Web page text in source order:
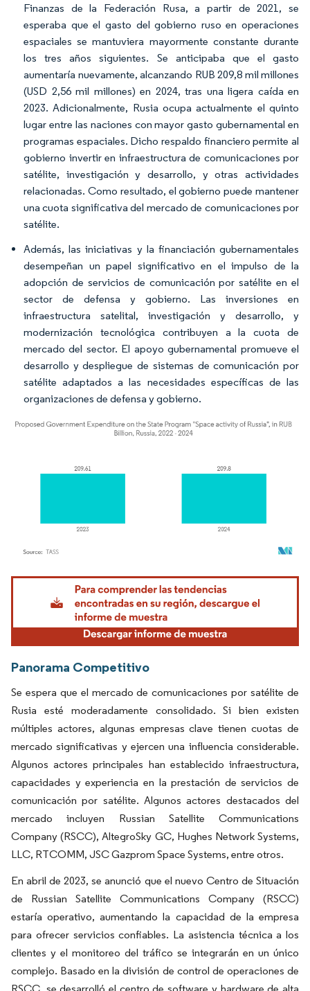
Finanzas de la Federación Rusa, a partir de 2021, se
esperaba que el gasto del gobierno ruso en operaciones
espaciales se mantuviera mayormente constante durante
los tres años siguientes. Se anticipaba que el gasto
aumentaría nuevamente, alcanzando RUB 209,8 mil millones
(USD 2,56 mil millones) en 2024, tras una ligera caída en
2023. Adicionalmente, Rusia ocupa actualmente el quinto
lugar entre las naciones con mayor gasto gubernamental en
programas espaciales. Dicho respaldo financiero permite al
gobierno invertir en infraestructura de comunicaciones por
satélite, investigación y desarrollo, y otras actividades
relacionadas. Como resultado, el gobierno puede mantener
una cuota significativa del mercado de comunicaciones por
satélite.
Además, las iniciativas y la financiación gubernamentales
desempeñan un papel significativo en el impulso de la
adopción de servicios de comunicación por satélite en el
sector de defensa y gobierno. Las inversiones en
infraestructura satelital, investigación y desarrollo, y
modernización tecnológica contribuyen a la cuota de
mercado del sector. El apoyo gubernamental promueve el
desarrollo y despliegue de sistemas de comunicación por
satélite adaptados a las necesidades específicas de las
organizaciones de defensa y gobierno.
Imagen © Mordor Intelligence. El uso requiere atribución según CC BY 4.0.
Panorama Competitivo
Se espera que el mercado de comunicaciones por satélite de
Rusia esté moderadamente consolidado. Si bien existen
múltiples actores, algunas empresas clave tienen cuotas de
mercado significativas y ejercen una influencia considerable.
Algunos actores principales han establecido infraestructura,
capacidades y experiencia en la prestación de servicios de
comunicación por satélite. Algunos actores destacados del
mercado incluyen Russian Satellite Communications
Company (RSCC), AltegroSky GC, Hughes Network Systems,
LLC, RTCOMM, JSC Gazprom Space Systems, entre otros.
En abril de 2023, se anunció que el nuevo Centro de Situación
de Russian Satellite Communications Company (RSCC)
estaría operativo, aumentando la capacidad de la empresa
para ofrecer servicios confiables. La asistencia técnica a los
clientes y el monitoreo del tráfico se integrarán en un único
complejo. Basado en la división de control de operaciones de